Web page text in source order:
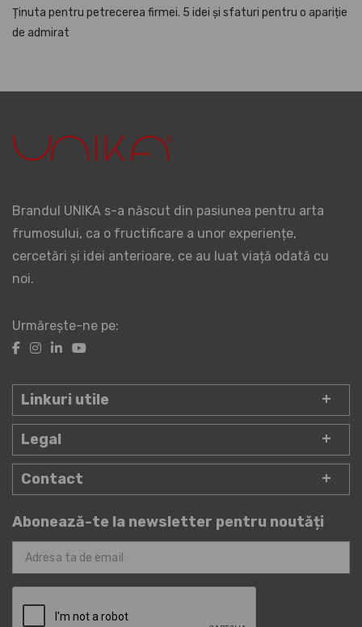
Ținuta pentru petrecerea firmei. 5 idei și sfaturi pentru o apariție
de admirat
Brandul UNIKA s-a născut din pasiunea pentru arta
frumosului, ca o fructificare a unor experiențe,
cercetări și idei anterioare, ce au luat viață odată cu
noi.
Urmărește-ne pe:
Linkuri utile
Legal
Contact
Abonează-te la newsletter pentru noutăți